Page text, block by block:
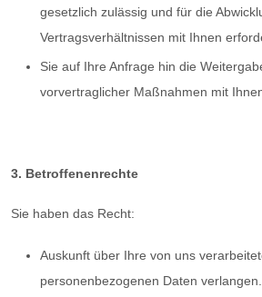
gesetzlich zulässig und für die
Vertragsverhältnissen mit Ihnen
Sie auf Ihre Anfrage hin die
vorvertraglicher Maßnahmen mit
3. Betroffenenrechte
Sie haben das Recht:
Auskunft über Ihre von uns
personenbezogenen Daten